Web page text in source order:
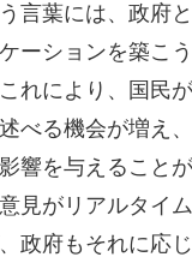
言葉には、政府
ーションを築こ
れにより、国民
べる機会が増え
響を与えること
見がリアルタイ
政府もそれに応